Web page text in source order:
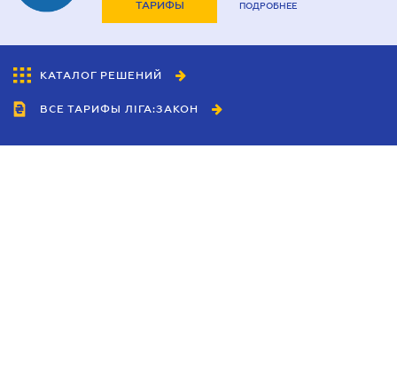
ТАРИФЫ ПОДРОБНЕЕ
КАТАЛОГ РЕШЕНИЙ
ВСЕ ТАРИФЫ ЛІГА:ЗАКОН